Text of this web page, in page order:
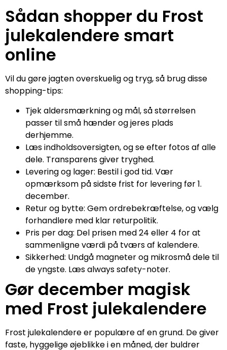
Sådan shopper du Frost
julekalendere smart
online
Vil du gøre jagten overskuelig og tryg, så brug disse
shopping-tips:
Tjek aldersmærkning og mål, så størrelsen
passer til små hænder og jeres plads
derhjemme.
Læs indholdsoversigten, og se efter fotos af alle
dele. Transparens giver tryghed.
Levering og lager: Bestil i god tid. Vær
opmærksom på sidste frist for levering før 1.
december.
Retur og bytte: Gem ordrebekræftelse, og vælg
forhandlere med klar returpolitik.
Pris per dag: Del prisen med 24 eller 4 for at
sammenligne værdi på tværs af kalendere.
Sikkerhed: Undgå magneter og mikrosmå dele til
de yngste. Læs always safety-noter.
Gør december magisk
med Frost julekalendere
Frost julekalendere er populære af en grund. De giver
faste, hyggelige øjeblikke i en måned, der buldrer